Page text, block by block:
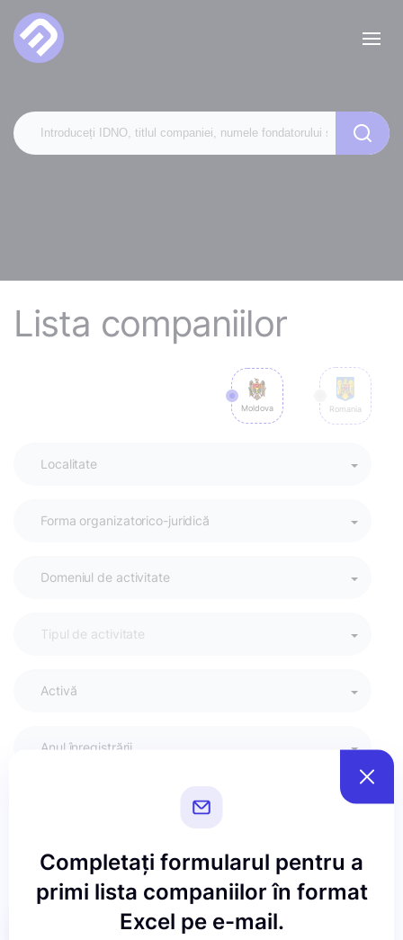
Lista companiilor
Moldova Romania
Activă
Anul înregistrării
Aplicați
Completați formularul pentru a
primi lista companiilor în format
Excel pe e-mail.